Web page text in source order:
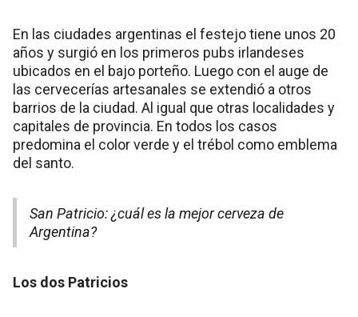
En las ciudades argentinas el festejo tiene unos 20
años y surgió en los primeros pubs irlandeses
ubicados en el bajo porteño. Luego con el auge de
las cervecerías artesanales se extendió a otros
barrios de la ciudad. Al igual que otras localidades y
capitales de provincia. En todos los casos
predomina el color verde y el trébol como emblema
del santo.
San Patricio: ¿cuál es la mejor cerveza de
Argentina?
Los dos Patricios